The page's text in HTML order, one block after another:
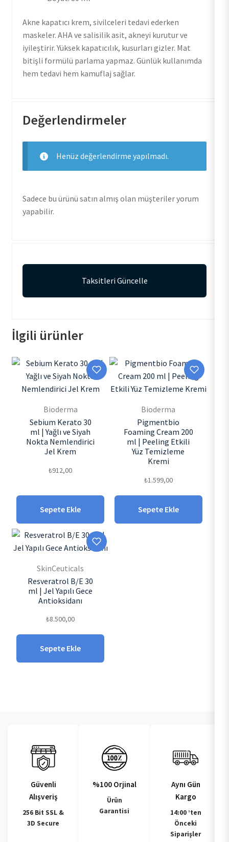
Akne kapatıcı krem, sivilceleri tedavi ederken
maskeler. AHA ve salisilik asit, akneyi kurutur ve
iyileştirir. Yüksek kapatıcılık, kusurları gizler. Mat
bitişli formülü parlama yapmaz. Günlük kullanımda
hem tedavi hem kamuflaj sağlar.
Değerlendirmeler
Henüz değerlendirme yapılmadı.
Sadece bu ürünü satın almış olan müşteriler yorum
yapabilir.
Taksitleri Güncelle
İlgili ürünler
Bioderma
Sebium Kerato 30
ml | Yağlı ve Siyah
Nokta Nemlendirici
Jel Krem
₺912,00
Sepete Ekle
Bioderma
Pigmentbio
Foaming Cream 200
ml | Peeling Etkili
Yüz Temizleme
Kremi
₺1.599,00
Sepete Ekle
SkinCeuticals
Resveratrol B/E 30
ml | Jel Yapılı Gece
Antioksidanı
₺8.500,00
Sepete Ekle
Güvenli
Alışveriş
256 Bit SSL &
3D Secure
%100 Orjinal
Ürün
Garantisi
Aynı Gün
Kargo
14:00 ’ten
Önceki
Siparişler